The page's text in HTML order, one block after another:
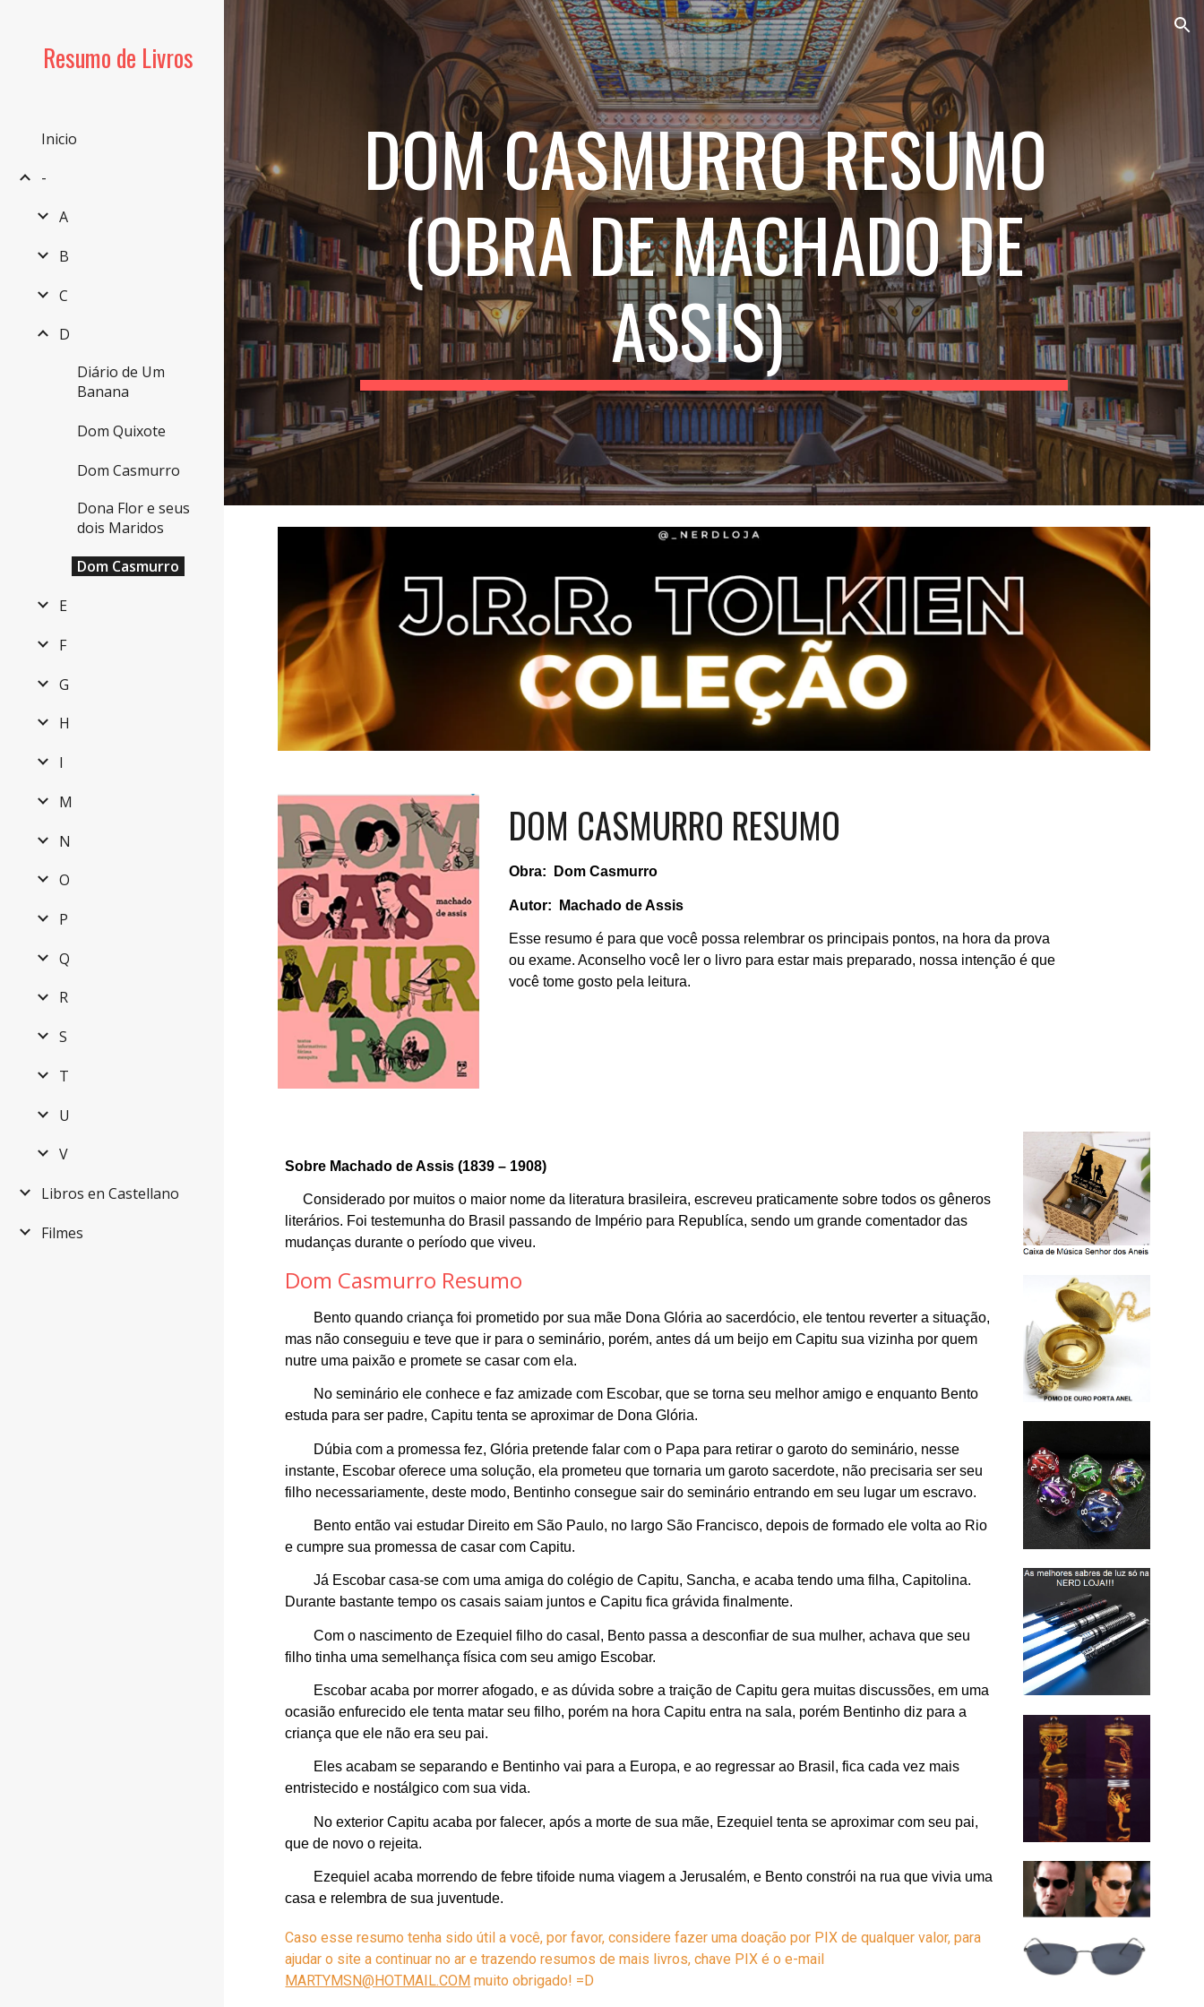
Skip to main content Skip to navigation
Resumo de Livros
Inicio
-
A
B
C
D
Diário de Um
Banana
Dom Quixote
Dom Casmurro
Dona Flor e seus
dois Maridos
Dom Casmurro
E
F
G
H
I
M
N
O
P
Q
R
S
T
U
V
Libros en Castellano
Filmes
DOM CASMURRO RESUMO
(OBRA DE MACHADO DE
ASSIS)
DOM CASMURRO RESUMO
Obra: Dom Casmurro
Autor: Machado de Assis
Esse resumo é para que você possa relembrar os principais pontos, na hora da prova
ou exame. Aconselho você ler o livro para estar mais preparado, nossa intenção é que
você tome gosto pela leitura.
Sobre Machado de Assis (1839 – 1908)
Considerado por muitos o maior nome da literatura brasileira, escreveu praticamente sobre todos os gêneros
literários. Foi testemunha do Brasil passando de Império para Republíca, sendo um grande comentador das
mudanças durante o período que viveu.
Dom Casmurro Resumo
Bento quando criança foi prometido por sua mãe Dona Glória ao sacerdócio, ele tentou reverter a situação,
mas não conseguiu e teve que ir para o seminário, porém, antes dá um beijo em Capitu sua vizinha por quem
nutre uma paixão e promete se casar com ela.
No seminário ele conhece e faz amizade com Escobar, que se torna seu melhor amigo e enquanto Bento
estuda para ser padre, Capitu tenta se aproximar de Dona Glória.
Dúbia com a promessa fez, Glória pretende falar com o Papa para retirar o garoto do seminário, nesse
instante, Escobar oferece uma solução, ela prometeu que tornaria um garoto sacerdote, não precisaria ser seu
filho necessariamente, deste modo, Bentinho consegue sair do seminário entrando em seu lugar um escravo.
Bento então vai estudar Direito em São Paulo, no largo São Francisco, depois de formado ele volta ao Rio
e cumpre sua promessa de casar com Capitu.
Já Escobar casa-se com uma amiga do colégio de Capitu, Sancha, e acaba tendo uma filha, Capitolina.
Durante bastante tempo os casais saiam juntos e Capitu fica grávida finalmente.
Com o nascimento de Ezequiel filho do casal, Bento passa a desconfiar de sua mulher, achava que seu
filho tinha uma semelhança física com seu amigo Escobar.
Escobar acaba por morrer afogado, e as dúvida sobre a traição de Capitu gera muitas discussões, em uma
ocasião enfurecido ele tenta matar seu filho, porém na hora Capitu entra na sala, porém Bentinho diz para a
criança que ele não era seu pai.
Eles acabam se separando e Bentinho vai para a Europa, e ao regressar ao Brasil, fica cada vez mais
entristecido e nostálgico com sua vida.
No exterior Capitu acaba por falecer, após a morte de sua mãe, Ezequiel tenta se aproximar com seu pai,
que de novo o rejeita.
Ezequiel acaba morrendo de febre tifoide numa viagem a Jerusalém, e Bento constrói na rua que vivia uma
casa e relembra de sua juventude.
Caso esse resumo tenha sido útil a você, por favor, considere fazer uma doação por PIX de qualquer valor, para
ajudar o site a continuar no ar e trazendo resumos de mais livros, chave PIX é o e-mail
MARTYMSN@HOTMAIL.COM muito obrigado! =D